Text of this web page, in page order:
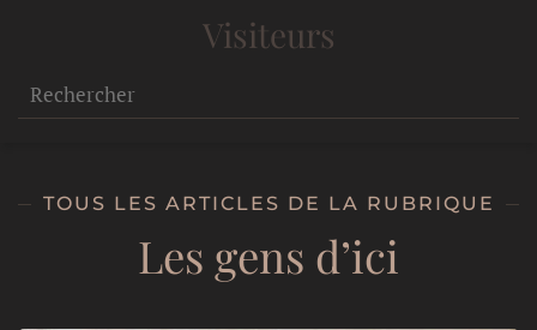
Visiteurs
TOUS LES ARTICLES DE LA RUBRIQUE
Les gens d’ici